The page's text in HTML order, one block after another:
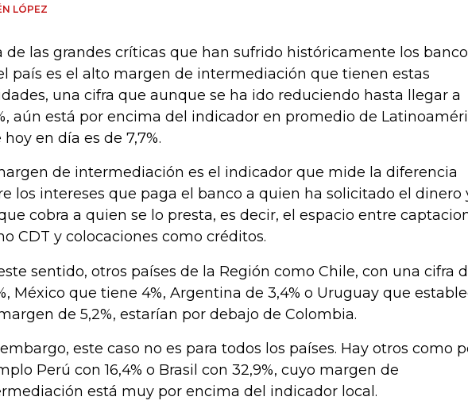
LÓPEZ
de las grandes críticas que han sufrido históricamente los
país es el alto margen de intermediación que tienen estas
una cifra que aunque se ha ido reduciendo hasta llegar a
aún está por encima del indicador en promedio de
hoy en día es de 7,7%.
de intermediación es el indicador que mide la diferencia
los intereses que paga el banco a quien ha solicitado el dinero
cobra a quien se lo presta, es decir, el espacio entre
CDT y colocaciones como créditos.
sentido, otros países de la Región como Chile, con una cifra
México que tiene 4%, Argentina de 3,4% o Uruguay que
de 5,2%, estarían por debajo de Colombia.
este caso no es para todos los países. Hay otros como
Perú con 16,4% o Brasil con 32,9%, cuyo margen de
está muy por encima del indicador local.